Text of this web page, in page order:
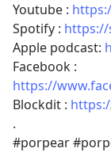
Youtube :
Spotify : https://
Apple podcast:
https://
Blockdit :
.
#porpear